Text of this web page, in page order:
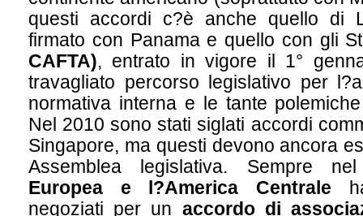
questi accordi c?è anche quello di
firmato con Panama e quello con gli
CAFTA), entrato in vigore il 1°
travagliato percorso legislativo per
normativa interna e le tante
Nel 2010 sono stati siglati accordi
Singapore, ma questi devono ancora
Assemblea legislativa. Sempre
Europea e l?America Centrale
negoziati per un accordo di